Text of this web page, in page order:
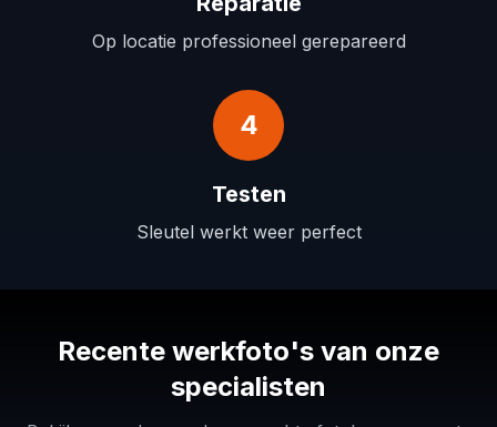
Op locatie professioneel gerepareerd
4
Testen
Sleutel werkt weer perfect
Recente werkfoto's van onze
specialisten